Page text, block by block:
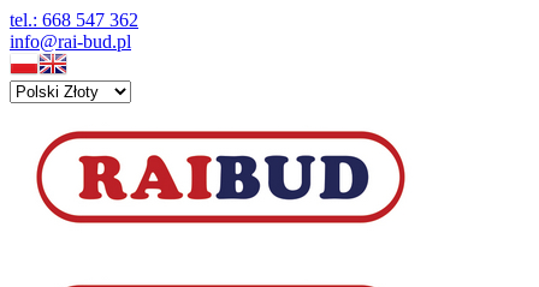
tel.: 668 547 362
info@rai-bud.pl